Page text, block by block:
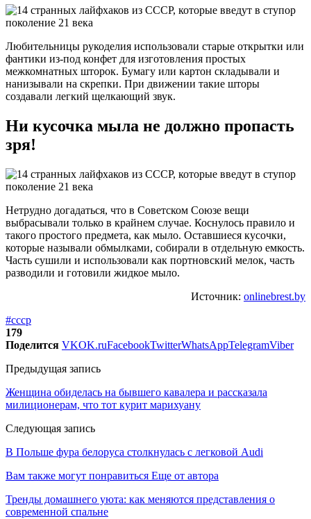
Любительницы рукоделия использовали старые открытки или
фантики из-под конфет для изготовления простых
межкомнатных шторок. Бумагу или картон складывали и
нанизывали на скрепки. При движении такие шторы
создавали легкий щелкающий звук.
Ни кусочка мыла не должно пропасть
зря!
Нетрудно догадаться, что в Советском Союзе вещи
выбрасывали только в крайнем случае. Коснулось правило и
такого простого предмета, как мыло. Оставшиеся кусочки,
которые называли обмылками, собирали в отдельную емкость.
Часть сушили и использовали как портновский мелок, часть
разводили и готовили жидкое мыло.
Источник: onlinebrest.by
#ссср
179
Поделится VKOK.ruFacebookTwitterWhatsAppTelegramViber
Предыдущая запись
Женщина обиделась на бывшего кавалера и рассказала
милиционерам, что тот курит марихуану
Следующая запись
В Польше фура белоруса столкнулась с легковой Audi
Вам также могут понравиться Еще от автора
Тренды домашнего уюта: как меняются представления о
современной спальне